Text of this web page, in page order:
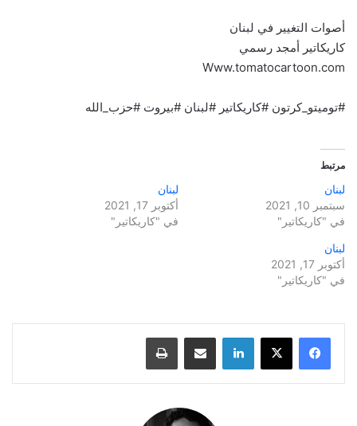
أصوات التغيير في لبنان
كاريكاتير أمجد رسمي
Www.tomatocartoon.com
#توميتو_كرتون #كاريكاتير #لبنان #بيروت #حزب_الله
مرتبط
لبنان
سبتمبر 10, 2021
في "كاريكاتير"
لبنان
أكتوبر 17, 2021
في "كاريكاتير"
لبنان
أكتوبر 17, 2021
في "كاريكاتير"
لينكدإن مشاركة عبر البريد طباعة